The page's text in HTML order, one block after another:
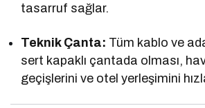
tasarruf sağlar.
Teknik Çanta: Tüm kablo ve
sert kapaklı çantada olması,
geçişlerini ve otel yerleşimini